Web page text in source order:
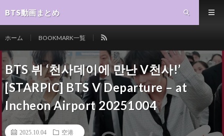
BTS動画まとめ
ホーム BOOKMARK一覧
BTS 뷔 ‘천사데이에 만난 V천사!’
[STARPIC] BTS V Departure – at
Incheon Airport 20251004
2025.10.04 空港